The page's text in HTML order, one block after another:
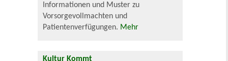
Informationen und Muster zu
Vorsorgevollmachten und
Patientenverfügungen. Mehr
Kultur Kommt